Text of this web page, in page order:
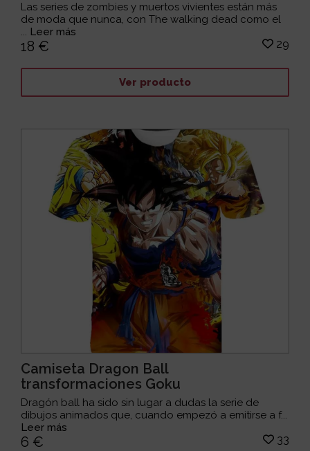
Las series de zombies y muertos vivientes están más
de moda que nunca, con The walking dead como el
... Leer más
18 € 29
Ver producto
Camiseta Dragon Ball
transformaciones Goku
Dragón ball ha sido sin lugar a dudas la serie de
dibujos animados que, cuando empezó a emitirse a f...
Leer más
6 € 33